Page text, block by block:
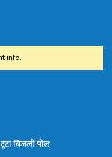
info.
बिजली पोल